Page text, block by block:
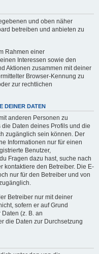
und oben näher
betreiben und anbieten zu
Rahmen einer
Interessen sowie den
Aktionen zusammen mit deiner
Browser-Kennung zu
zur rechtlichen
DEINER DATEN
anderen Personen zu
Daten deines Profils und die
zugänglich sein können. Der
Informationen nur für einen
Benutzer,
Fragen dazu hast, suche nach
kontaktiere den Betreiber. Die E-
nur für den Betreiber und von
Betreiber nur mit deiner
sofern er auf Grund
(z. B. an
die Daten zur Durchsetzung